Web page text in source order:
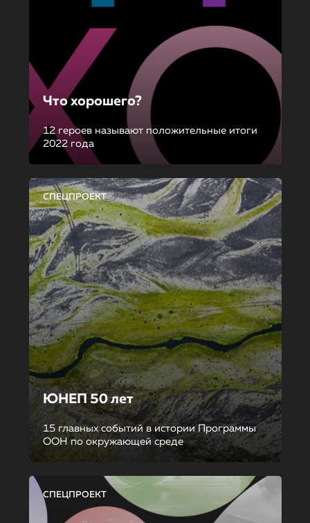
Что хорошего?
12 героев называют положительные итоги
2022 года
СПЕЦПРОЕКТ
ЮНЕП 50 лет
15 главных событий в истории Программы
ООН по окружающей среде
СПЕЦПРОЕКТ